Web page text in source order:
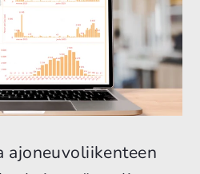
ajoneuvoliikenteen